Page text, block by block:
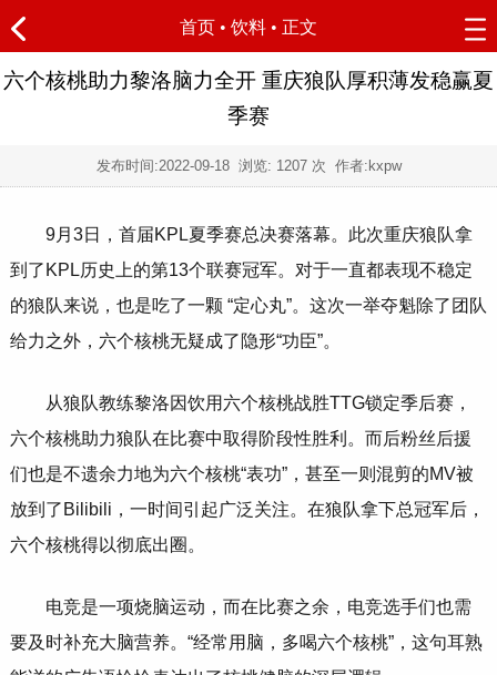
首页 • 饮料 • 正文
六个核桃助力黎洛脑力全开 重庆狼队厚积薄发稳赢夏
季赛
发布时间:2022-09-18浏览: 1207 次 作者:kxpw
9月3日，首届KPL夏季赛总决赛落幕。此次重庆狼队拿
到了KPL历史上的第13个联赛冠军。对于一直都表现不稳定
的狼队来说，也是吃了一颗 “定心丸”。这次一举夺魁除了团队
给力之外，六个核桃无疑成了隐形“功臣”。
从狼队教练黎洛因饮用六个核桃战胜TTG锁定季后赛，
六个核桃助力狼队在比赛中取得阶段性胜利。而后粉丝后援
们也是不遗余力地为六个核桃“表功”，甚至一则混剪的MV被
放到了Bilibili，一时间引起广泛关注。在狼队拿下总冠军后，
六个核桃得以彻底出圈。
电竞是一项烧脑运动，而在比赛之余，电竞选手们也需
要及时补充大脑营养。“经常用脑，多喝六个核桃”，这句耳熟